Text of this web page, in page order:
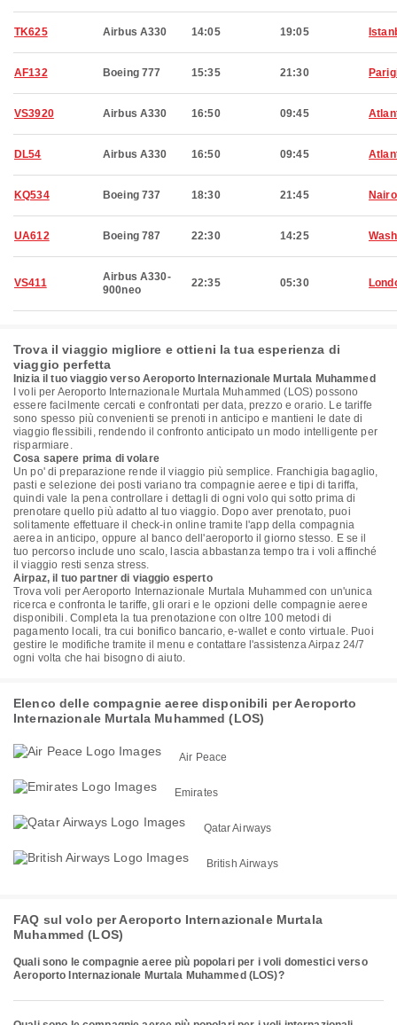
TK625 Airbus A330 14:05 19:05
AF132 Boeing 777 15:35 21:30
VS3920 Airbus A330 16:50 09:45
DL54 Airbus A330 16:50 09:45
KQ534 Boeing 737 18:30 21:45
UA612 Boeing 787 22:30 14:25
VS411
Airbus A330-
900neo
22:35 05:30
Trova il viaggio migliore e ottieni la tua esperienza di
viaggio perfetta
Inizia il tuo viaggio verso Aeroporto Internazionale Murtala Muhammed
I voli per Aeroporto Internazionale Murtala Muhammed (LOS) possono
essere facilmente cercati e confrontati per data, prezzo e orario. Le tariffe
sono spesso più convenienti se prenoti in anticipo e mantieni le date di
viaggio flessibili, rendendo il confronto anticipato un modo intelligente per
risparmiare.
Cosa sapere prima di volare
Un po' di preparazione rende il viaggio più semplice. Franchigia bagaglio,
pasti e selezione dei posti variano tra compagnie aeree e tipi di tariffa,
quindi vale la pena controllare i dettagli di ogni volo qui sotto prima di
prenotare quello più adatto al tuo viaggio. Dopo aver prenotato, puoi
solitamente effettuare il check-in online tramite l'app della compagnia
aerea in anticipo, oppure al banco dell'aeroporto il giorno stesso. E se il
tuo percorso include uno scalo, lascia abbastanza tempo tra i voli affinché
il viaggio resti senza stress.
Airpaz, il tuo partner di viaggio esperto
Trova voli per Aeroporto Internazionale Murtala Muhammed con un'unica
ricerca e confronta le tariffe, gli orari e le opzioni delle compagnie aeree
disponibili. Completa la tua prenotazione con oltre 100 metodi di
pagamento locali, tra cui bonifico bancario, e-wallet e conto virtuale. Puoi
gestire le modifiche tramite il menu e contattare l'assistenza Airpaz 24/7
ogni volta che hai bisogno di aiuto.
Elenco delle compagnie aeree disponibili per Aeroporto
Internazionale Murtala Muhammed (LOS)
Air Peace
Emirates
Qatar Airways
British Airways
FAQ sul volo per Aeroporto Internazionale Murtala
Muhammed (LOS)
Quali sono le compagnie aeree più popolari per i voli domestici verso
Aeroporto Internazionale Murtala Muhammed (LOS)?